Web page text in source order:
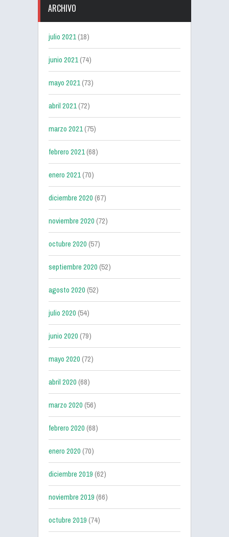
ARCHIVO
julio 2021(18)
junio 2021(74)
mayo 2021(73)
abril 2021(72)
marzo 2021(75)
febrero 2021(68)
enero 2021(70)
diciembre 2020(67)
noviembre 2020(72)
octubre 2020(57)
septiembre 2020(52)
agosto 2020(52)
julio 2020(54)
junio 2020(79)
mayo 2020(72)
abril 2020(68)
marzo 2020(56)
febrero 2020(68)
enero 2020(70)
diciembre 2019(62)
noviembre 2019(66)
octubre 2019(74)